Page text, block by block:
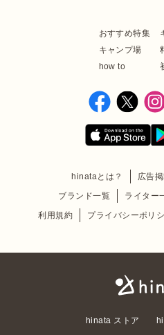
おすすめ特集
キャンプ場
how to
hinataとは？ 広告
ブランド一覧
ライター
利用規約
プライバシーポリ
hinata ストア